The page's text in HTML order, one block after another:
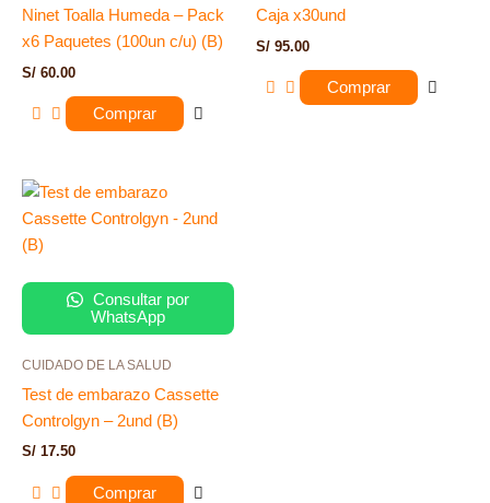
Ninet Toalla Humeda – Pack
x6 Paquetes (100un c/u) (B)
S/ 60.00
Comprar
Caja x30und
S/ 95.00
Comprar
Consultar por
WhatsApp
CUIDADO DE LA SALUD
Test de embarazo Cassette
Controlgyn – 2und (B)
S/ 17.50
Comprar